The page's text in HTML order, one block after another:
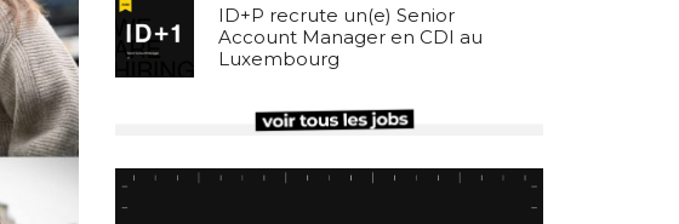
ID+P recrute un(e) Senior
Account Manager en CDI au
Luxembourg